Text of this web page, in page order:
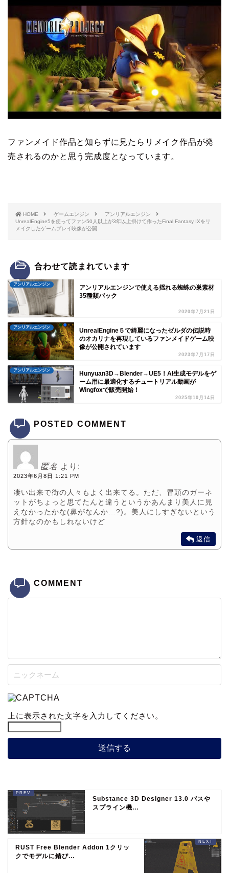
ファンメイド作品と知らずに見たらリメイク作品が発
売されるのかと思う完成度となっています。
HOME ゲームエンジン
アンリアルエンジン
UnrealEngine5を使ってファン50人以上が3年以上掛けて作ったFinal Fantasy IXをリ
メイクしたゲームプレイ映像が公開
合わせて読まれています
アンリアルエンジン
アンリアルエンジンで使える揺れる蜘蛛の巣素材
35種類パック
2020年7月21日
アンリアルエンジン
UnrealEngine５で綺麗になったゼルダの伝説時
のオカリナを再現しているファンメイドゲーム映
像が公開されています
2023年7月17日
アンリアルエンジン
Hunyuan3D→Blender→UE5！AI生成モデルをゲ
ーム用に最適化するチュートリアル動画が
Wingfoxで販売開始！
2025年10月14日
POSTED COMMENT
匿名 より:
2023年6月8日 1:21 PM
凄い出来で街の人々もよく出来てる。ただ、冒頭のガーネ
ットがちょっと思てたんと違うというかあんまり美人に見
えなかったかな(鼻がなんか…?)。美人にしすぎないという
方針なのかもしれないけど
返信
COMMENT
上に表示された文字を入力してください。
Substance 3D Designer 13.0 パスや
スプライン機...
RUST Free Blender Addon 1クリッ
クでモデルに錆び...